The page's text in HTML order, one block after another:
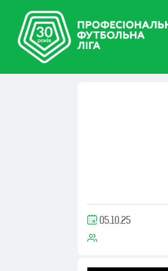
05.10.25